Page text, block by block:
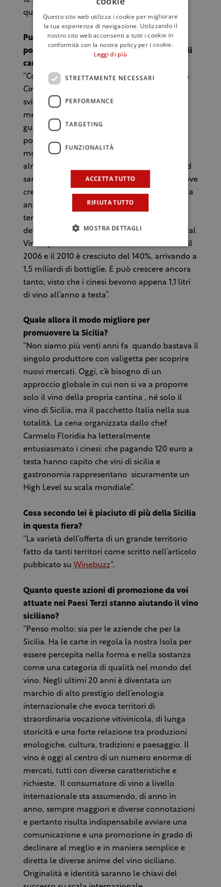
questo cerchiamo di spiegarlo a tutti.
Può affermare che il mercato cinese ha le
potenzialità per diventare uno dei principali
canali di sbocco per le cantine siciliane?
“Conoscenza del vino dei cinesi e presenza in
Cina dei siciliani sono gli ingredienti per
sviluppare le giuste opportunità in uno dei
mercati interessanti per il vino. E’ bene
guardare a tutte le aree di interesse con a
possibilità di diversificazione. Il business
mondiale del vino continuerà a crescere,
almeno fino al 2015, e a guidare questo trend
sarà l’Asia, trainata soprattutto dalla Cina, dove
cresceranno le importazioni e il consumo, ma
anche la produzione. A confermare la
tendenza, già detta da molti, è il report
dell’International Wine and Spirit Research dal
Vineexpo Asia Pacific: in Cina il consumo tra il
2006 e il 2010 è cresciuto del 140%, arrivando a
1,5 miliardi di bottiglie. E può crescere ancora
tanto, visto che i cinesi bevono appena 1,1 litri
di vino all’anno a testa”.
Quale allora il modo migliore per
promuovere la Sicilia?
“Non siamo più venti anni fa quando bastava il
singolo produttore con valigetta per scoprire
nuovi mercati. Oggi, c’è bisogno di un
approccio globale in cui non si va a proporre
solo il vino della propria cantina , né solo il
vino di Sicilia, ma il pacchetto Italia nella sua
totalità. La cena organizzata dallo chef
Carmelo Floridia ha letteralmente
entusiasmato i cinesi: che pagando 120 euro a
testa hanno capito che vini di sicilia e
gastronomia rappresentano sicuramente un
High Level su scala mondiale”.
Cosa secondo lei è piaciuto di più della Sicilia
in questa fiera?
“La varietà dell’offerta di un grande territorio
fatto da tanti territori come scritto nell’articolo
pubbicato su Winebuzz“.
Quanto queste azioni di promozione da voi
attuate nei Paesi Terzi stanno aiutando il vino
siciliano?
“Penso molto: sia per le aziende che per la
Sicilia. Ha le carte in regola la nostra Isola per
essere percepita nella forma e nella sostanza
come una categoria di qualità nel mondo del
vino. Negli ultimi 20 anni è diventata un
marchio di alto prestigio dell’enologia
internazionale che evoca territori di
straordinaria vocazione vitivinicola, di lunga
storicità e una forte relazione tra produzioni
enologiche, cultura, tradizioni e paesaggio. Il
vino è oggi al centro di un numero enorme di
mercati, tutti con diverse caratteristiche e
richieste. Il consumatore di vino a livello
internazionale sta assumendo, di anno in
anno, sempre maggiori e diverse connotazioni
e pertanto risulta indispensabile avviare una
comunicazione e una promozione in grado di
declinare al meglio e in maniera semplice e
diretta le diverse anime del vino siciliano.
Originalità e identità saranno le chiavi del
Questo sito web utilizza i cookie per migliorare
la tua esperienza di navigazione. Utilizzando il
nostro sito web acconsenti a tutti i cookie in
conformità con la nostra policy per i cookie.
Leggi di più
STRETTAMENTE NECESSARI
PERFORMANCE
TARGETING
FUNZIONALITÀ
ACCETTA TUTTO
RIFIUTA TUTTO
MOSTRA DETTAGLI